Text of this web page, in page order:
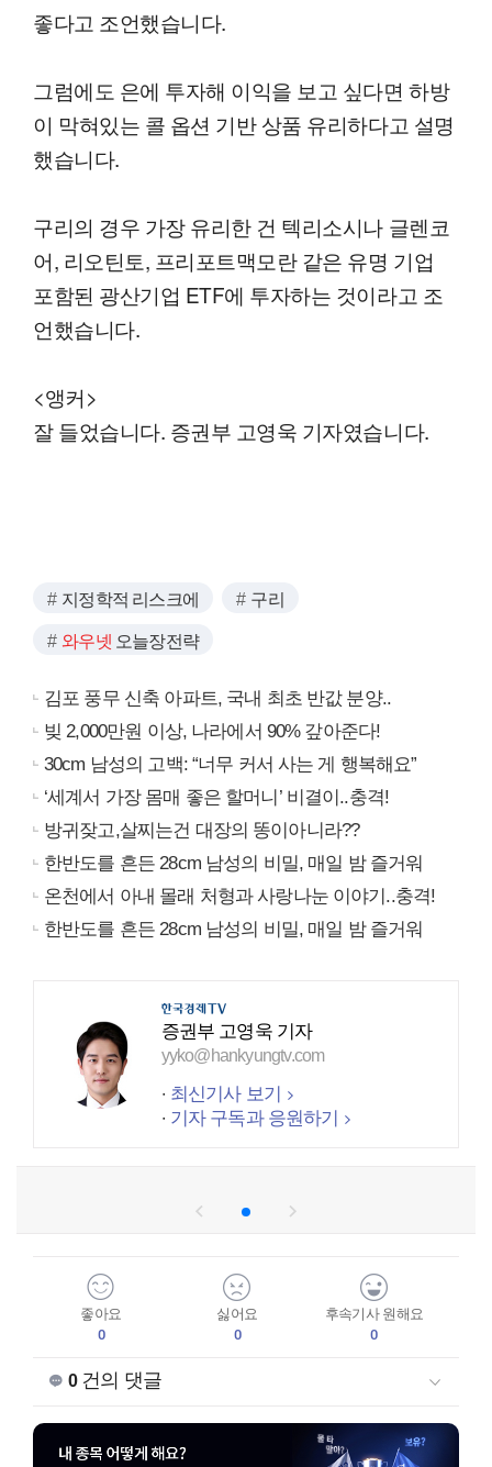
좋다고 조언했습니다.
그럼에도 은에 투자해 이익을 보고 싶다면 하방
이 막혀있는 콜 옵션 기반 상품 유리하다고 설명
했습니다.
구리의 경우 가장 유리한 건 텍리소시나 글렌코
어, 리오틴토, 프리포트맥모란 같은 유명 기업
포함된 광산기업 ETF에 투자하는 것이라고 조
언했습니다.
<앵커>
잘 들었습니다. 증권부 고영욱 기자였습니다.
지정학적 리스크에 구리
와우넷 오늘장전략
김포 풍무 신축 아파트, 국내 최초 반값 분양..
빚 2,000만원 이상, 나라에서 90% 갚아준다!
30cm 남성의 고백: “너무 커서 사는 게 행복해요”
‘세계서 가장 몸매 좋은 할머니’ 비결이..충격!
방귀잦고,살찌는건 대장의 똥이아니라??
한반도를 흔든 28cm 남성의 비밀, 매일 밤 즐거워
온천에서 아내 몰래 처형과 사랑나눈 이야기..충격!
한반도를 흔든 28cm 남성의 비밀, 매일 밤 즐거워
증권부 고영욱 기자
yyko@hankyungtv.com
최신기사 보기
기자 구독과 응원하기
좋아요
0
싫어요
0
후속기사 원해요
0
0건의 댓글